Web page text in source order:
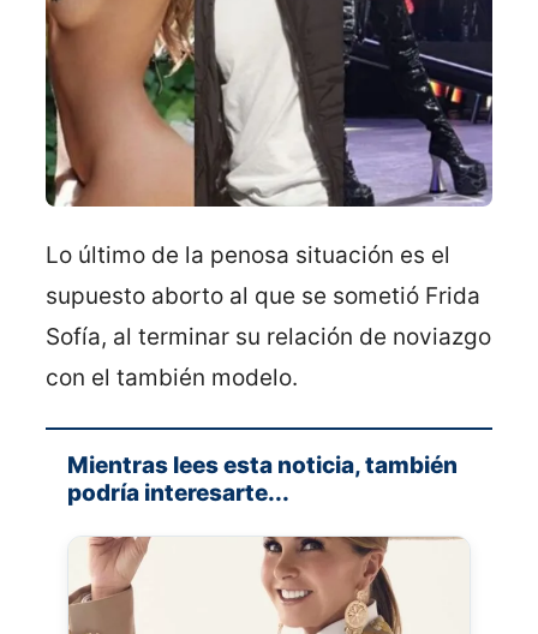
Lo último de la penosa situación es el
supuesto aborto al que se sometió Frida
Sofía, al terminar su relación de noviazgo
con el también modelo.
Mientras lees esta noticia, también
podría interesarte...